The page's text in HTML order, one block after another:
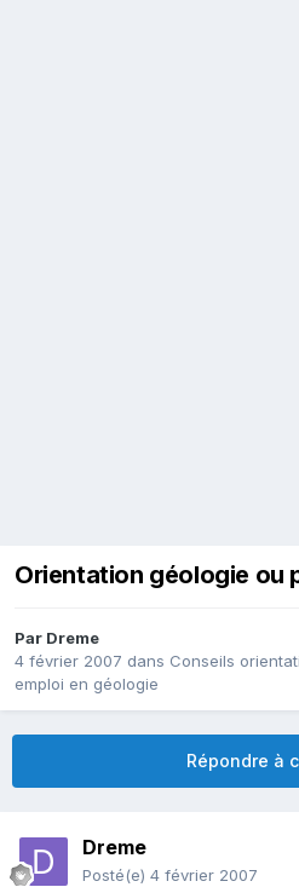
Orientation géologie ou
Par Dreme
4 février 2007 dans Conseils
emploi en géologie
Répondre à
Dreme
Posté(e) 4 février 2007